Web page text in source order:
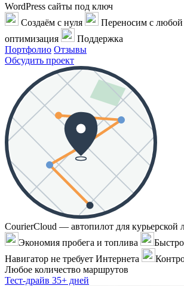
WordPress сайты под ключ
Создаём с нуля
Переносим с
оптимизация
Поддержка
Портфолио Отзывы
Обсудить проект
CourierCloud — автопилот для курьерской
Экономия пробега и топлива
Навигатор не требует Интернета
Любое количество маршрутов
Тест-драйв 35+ дней